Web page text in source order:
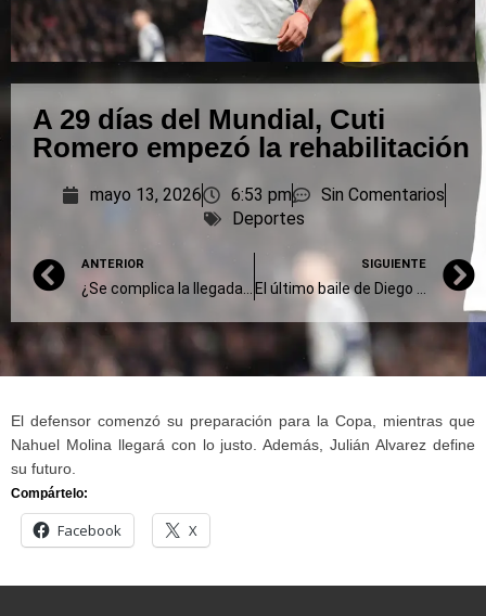
A 29 días del Mundial, Cuti
Romero empezó la rehabilitación
mayo 13, 2026 6:53 pm
Sin Comentarios
Deportes
ANTERIOR SIGUIENTE
El defensor comenzó su preparación para la Copa, mientras que
Nahuel Molina llegará con lo justo. Además, Julián Alvarez define
su futuro.
Compártelo:
Facebook X